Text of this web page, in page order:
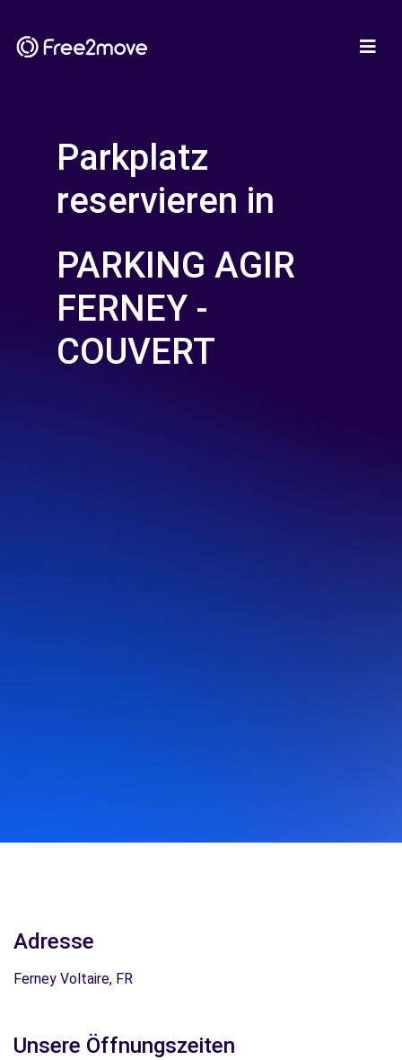
Parkplatz
reservieren in
PARKING AGIR
FERNEY -
COUVERT
Adresse
Ferney Voltaire, FR
Unsere Öffnungszeiten